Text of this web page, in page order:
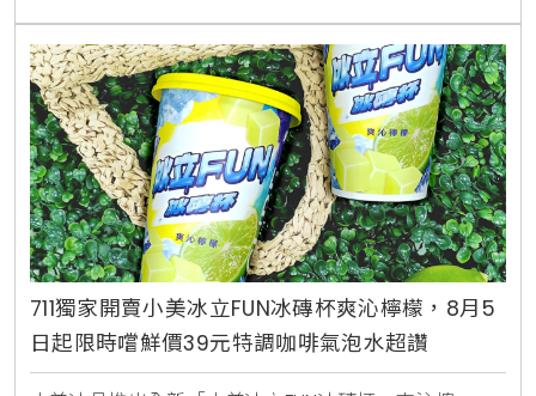
與營業時間一次整理給您。
711獨家開賣小美冰立FUN冰磚杯爽沁檸檬，8月5
日起限時嚐鮮價39元特調咖啡氣泡水超讚